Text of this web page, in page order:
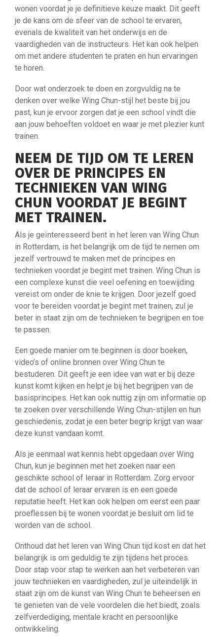
wonen voordat je je definitieve keuze maakt. Dit geeft
je de kans om de sfeer van de school te ervaren,
evenals de kwaliteit van het onderwijs en de
vaardigheden van de instructeurs. Het kan ook helpen
om met andere studenten te praten en hun ervaringen
te horen.
Door wat onderzoek te doen en zorgvuldig na te
denken over welke Wing Chun-stijl het beste bij jou
past, kun je ervoor zorgen dat je een school vindt die
aan jouw behoeften voldoet en waar je met plezier kunt
trainen.
NEEM DE TIJD OM TE LEREN
OVER DE PRINCIPES EN
TECHNIEKEN VAN WING
CHUN VOORDAT JE BEGINT
MET TRAINEN.
Als je geïnteresseerd bent in het leren van Wing Chun
in Rotterdam, is het belangrijk om de tijd te nemen om
jezelf vertrouwd te maken met de principes en
technieken voordat je begint met trainen. Wing Chun is
een complexe kunst die veel oefening en toewijding
vereist om onder de knie te krijgen. Door jezelf goed
voor te bereiden voordat je begint met trainen, zul je
beter in staat zijn om de technieken te begrijpen en toe
te passen.
Een goede manier om te beginnen is door boeken,
video’s of online bronnen over Wing Chun te
bestuderen. Dit geeft je een idee van wat er bij deze
kunst komt kijken en helpt je bij het begrijpen van de
basisprincipes. Het kan ook nuttig zijn om informatie op
te zoeken over verschillende Wing Chun-stijlen en hun
geschiedenis, zodat je een beter begrip krijgt van waar
deze kunst vandaan komt.
Als je eenmaal wat kennis hebt opgedaan over Wing
Chun, kun je beginnen met het zoeken naar een
geschikte school of leraar in Rotterdam. Zorg ervoor
dat de school of leraar ervaren is en een goede
reputatie heeft. Het kan ook helpen om eerst een paar
proeflessen bij te wonen voordat je besluit om lid te
worden van de school.
Onthoud dat het leren van Wing Chun tijd kost en dat het
belangrijk is om geduldig te zijn tijdens het proces.
Door stap voor stap te werken aan het verbeteren van
jouw technieken en vaardigheden, zul je uiteindelijk in
staat zijn om de kunst van Wing Chun te beheersen en
te genieten van de vele voordelen die het biedt, zoals
zelfverdediging, mentale kracht en persoonlijke
ontwikkeling.